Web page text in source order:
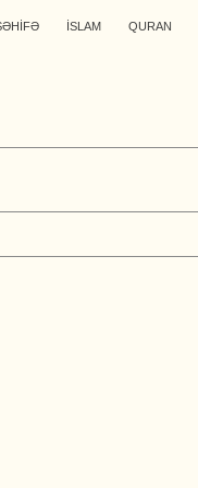
İSLAM QURAN